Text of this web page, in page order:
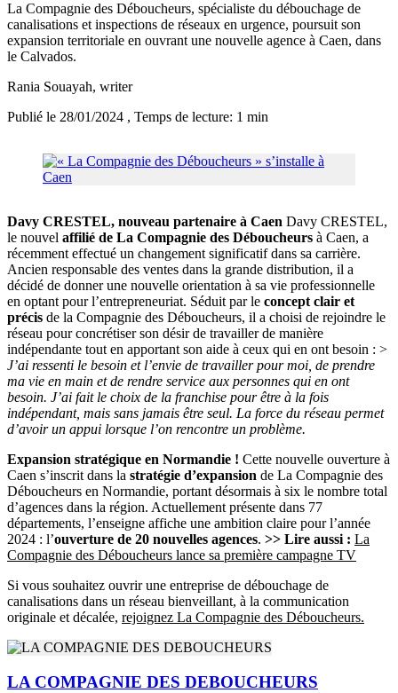
La Compagnie des Déboucheurs, spécialiste du débouchage de
canalisations et inspections de réseaux en urgence, poursuit son
expansion territoriale en ouvrant une nouvelle agence à Caen, dans
le Calvados.
Rania Souayah, writer
Publié le 28/01/2024 , Temps de lecture: 1 min
Davy CRESTEL, nouveau partenaire à Caen Davy CRESTEL,
le nouvel affilié de La Compagnie des Déboucheurs à Caen, a
récemment effectué un changement significatif dans sa carrière.
Ancien responsable des ventes dans la grande distribution, il a
décidé de donner une nouvelle orientation à sa vie professionnelle
en optant pour l’entrepreneuriat. Séduit par le concept clair et
précis de la Compagnie des Déboucheurs, il a choisi de rejoindre le
réseau pour concrétiser son désir de travailler de manière
indépendante tout en apportant son aide à ceux qui en ont besoin : >
J’ai ressenti le besoin et l’envie de travailler pour moi, de prendre
ma vie en main et de rendre service aux personnes qui en ont
besoin. J’ai fait le choix de la franchise pour être à la fois
indépendant, mais sans jamais être seul. La force du réseau permet
d’avoir un appui lorsque l’on rencontre un problème.
Expansion stratégique en Normandie ! Cette nouvelle ouverture à
Caen s’inscrit dans la stratégie d’expansion de La Compagnie des
Déboucheurs en Normandie, portant désormais à six le nombre total
d’agences dans la région. Actuellement présente dans 77
départements, l’enseigne affiche une ambition claire pour l’année
2024 : l’ouverture de 20 nouvelles agences. >> Lire aussi : La
Compagnie des Déboucheurs lance sa première campagne TV
Si vous souhaitez ouvrir une entreprise de débouchage de
canalisations dans un réseau bienveillant, à la communication
originale et décalée, rejoignez La Compagnie des Déboucheurs.
LA COMPAGNIE DES DEBOUCHEURS